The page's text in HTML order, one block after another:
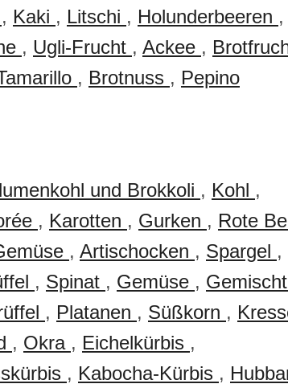
, Kaki , Litschi , Holunderbeeren ,
, Ugli-Frucht , Ackee ,
, Brotnuss , Pepino
und Brokkoli , Kohl ,
, Karotten , Gurken , Rote
, Artischocken , Spargel ,
, Spinat , Gemüse ,
, Platanen , Süßkorn ,
, Okra , Eichelkürbis ,
, Kabocha-Kürbis ,